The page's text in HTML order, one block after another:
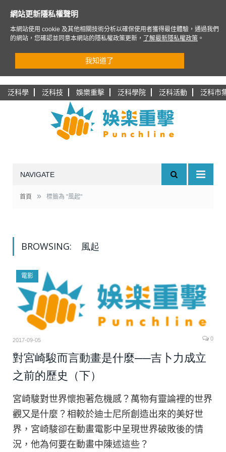
泛科學 泛科技 娛樂重擊 泛科學院 泛科活動 泛科市
NAVIGATE
首頁 » 標籤為 "風起"
BROWSING: 風起
電影
2017-09-05 0
對宮崎駿而言動畫是什麼──吉卜力成立
之前的歷史（下）
宮崎駿對世界懷抱著危機感？萬物有靈論裡的世界
觀又是什麼？相較於迪士尼所創造出來的美好世
界，宮崎駿卻在動畫電影中呈現世界破敗後的情
況，他為何要在動畫中陳述這些？
網站更新隱私權聲明
本網站使用 cookie 及其他相關技術分析以確保使用者獲得最佳體驗，通過我們
的網站，您確認並同意本網站的隱私權政策更新，
了解最新隱私權政策 。
我知道了